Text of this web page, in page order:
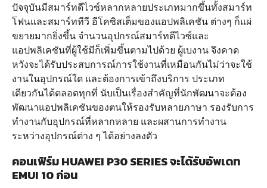
ปัจจุบันมีสมาร์ทดีไวซ์หลากหลายประเภทมากขึ้นทั้งสมาร์ท
โฟนและสมาร์ททีวี อีโคซิสเต็มของแอปพลิเคชัน ต่างๆ ก็แผ่
ขยายมากยิ่งขึ้น จํานวนอุปกรณ์สมาร์ทดีไวซ์และ
แอปพลิเคชันที่ผู้ใช้มีก็เพิ่มขึ้นตามไปด้วย ผู้เบงาน จึงคาด
หวังจะได้รับประสบการณ์การใช้งานที่เหมือนกันไม่ว่าจะใช้
งานในอุปกรณ์ใด และต้องการเข้าถึงบริการ ประเภท
เดียวกันได้ตลอดทุกที่ นับเป็นเรื่องสําคัญที่นักพัฒนาจะต้อง
พัฒนาแอปพลิเคชันของตนให้รองรับหลายภาษา รองรับการ
ทํางานกับอุปกรณ์ที่หลากหลาย และผสานการทํางาน
ระหว่างอุปกรณ์ต่าง ๆ ได้อย่างลงตัว
คอนเฟิร์ม HUAWEI P30 SERIES จะได้รับอัพเดท
EMUI 10 ก่อน